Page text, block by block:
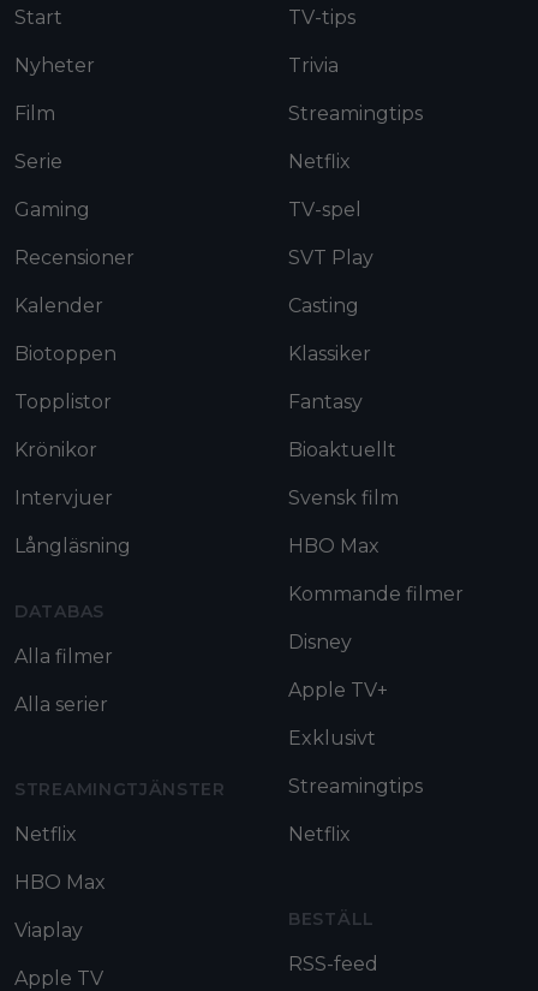
Start
Nyheter
Film
Serie
Gaming
Recensioner
Kalender
Biotoppen
Topplistor
Krönikor
Intervjuer
Långläsning
DATABAS
Alla filmer
Alla serier
STREAMINGTJÄNSTER
Netflix
HBO Max
Viaplay
Apple TV
TV-tips
Trivia
Streamingtips
Netflix
TV-spel
SVT Play
Casting
Klassiker
Fantasy
Bioaktuellt
Svensk film
HBO Max
Kommande filmer
Disney
Apple TV+
Exklusivt
Streamingtips
Netflix
BESTÄLL
RSS-feed